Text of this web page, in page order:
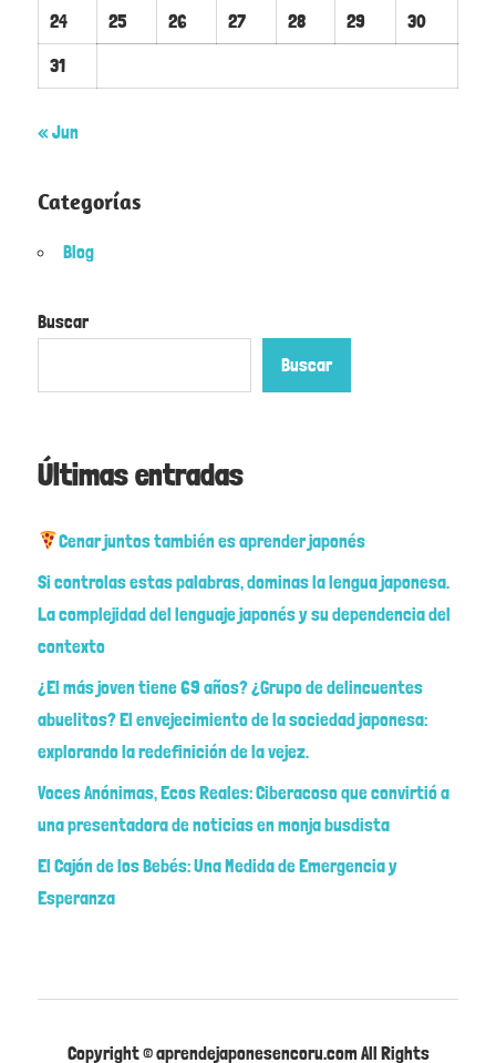
24
25 26 27 28 29
30
31
« Jun
Categorías
Blog
Buscar
Buscar
Últimas entradas
Cenar juntos también es aprender japonés
Si controlas estas palabras, dominas la lengua japonesa.
La complejidad del lenguaje japonés y su dependencia del
contexto
¿El más joven tiene 69 años? ¿Grupo de delincuentes
abuelitos? El envejecimiento de la sociedad japonesa:
explorando la redefinición de la vejez.
Voces Anónimas, Ecos Reales: Ciberacoso que convirtió a
una presentadora de noticias en monja busdista
El Cajón de los Bebés: Una Medida de Emergencia y
Esperanza
Copyright © aprendejaponesencoru.com All Rights